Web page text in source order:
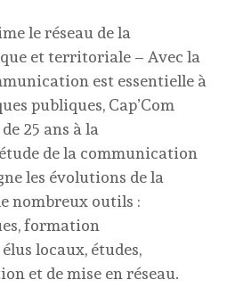
le réseau de la
et territoriale – Avec la
est essentielle à
publiques, Cap’Com
25 ans à la
de la communication
les évolutions de la
nombreux outils :
formation
locaux, études,
et de mise en réseau.